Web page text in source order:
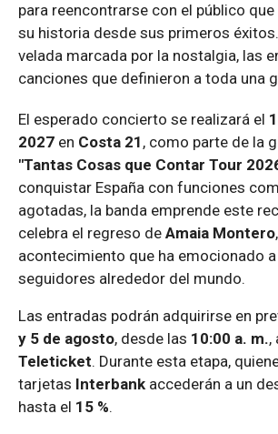
para reencontrarse con el público
su historia desde sus primeros
velada marcada por la nostalgia, las
canciones que definieron a toda una
El esperado concierto se realizará el
2027 en Costa 21 , como parte de la
"Tantas Cosas que Contar Tour
conquistar España con funciones
agotadas, la banda emprende este
celebra el regreso de Amaia Montero
acontecimiento que ha emocionado
seguidores alrededor del mundo.
Las entradas podrán adquirirse en
y 5 de agosto, desde las 10:00 a. m.,
Teleticket. Durante esta etapa,
tarjetas Interbank accederán a un
hasta el 15 %.